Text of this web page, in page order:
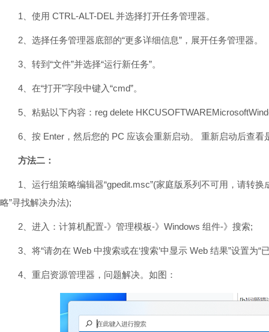
1、使用 CTRL-ALT-DEL 并选择打开任务管理器。
2、选择任务管理器底部的“更多详细信息”，展开任务管理器。
3、转到“文件”并选择“运行新任务”。
4、在“打开”字段中键入“cmd”。
5、粘贴以下内容：reg delete
6、按 Enter，然后您的 PC 应该会重新启动。 重新启动后查看
方法二：
1、运行组策略编辑器“gpedit.msc”(家庭版系列不可用，请转换
略”寻找解决办法);
2、进入：计算机配置-》管理模板-》Windows 组件-》搜索;
3、将“请勿在 Web 中搜索或在‘搜索’中显示 Web 结果”设置为“
4、重启资源管理器，问题解决。如图：